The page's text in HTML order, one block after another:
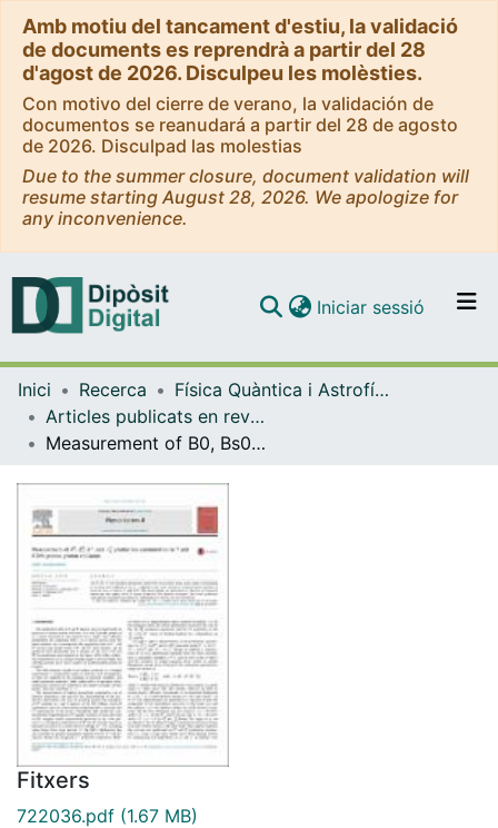
Amb motiu del tancament d'estiu, la validació
de documents es reprendrà a partir del 28
d'agost de 2026. Disculpeu les molèsties.
Con motivo del cierre de verano, la validación de
documentos se reanudará a partir del 28 de agosto
de 2026. Disculpad las molestias
Due to the summer closure, document validation will
resume starting August 28, 2026. We apologize for
any inconvenience.
Navega per tot el DD
Com publicar
Iniciar sessió (current)
Inici Recerca
Física Quàntica i Astrofísica
Articles publicats en revistes (Física Quàntica i Astrofísica)
Measurement of B0, Bs0, B+ and Λb0 production asymmetries in 7 and 8 TeV proton-proton collisions
Fitxers
722036.pdf (1.67 MB)